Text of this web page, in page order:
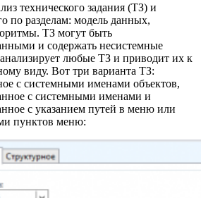
технического задания (ТЗ) и
по разделам: модель данных,
ТЗ могут быть
и содержать несистемные
любые ТЗ и приводит их к
виду. Вот три варианта ТЗ:
с системными именами объектов,
с системными именами и
с указанием путей в меню или
пунктов меню: